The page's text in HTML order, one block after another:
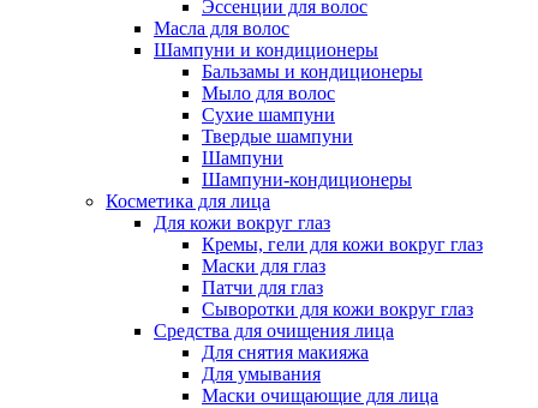
Эссенции для волос
Масла для волос
Шампуни и кондиционеры
Бальзамы и кондиционеры
Мыло для волос
Сухие шампуни
Твердые шампуни
Шампуни
Шампуни-кондиционеры
Косметика для лица
Для кожи вокруг глаз
Кремы, гели для кожи вокруг глаз
Маски для глаз
Патчи для глаз
Сыворотки для кожи вокруг глаз
Средства для очищения лица
Для снятия макияжа
Для умывания
Маски очищающие для лица